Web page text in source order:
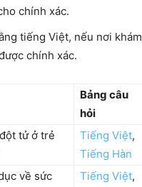
chính xác.
tiếng Việt, nếu nơi khám
chính xác.
Bảng câu
hỏi
tử ở trẻ
Tiếng Việt,
Tiếng Hàn
về sức
Tiếng Việt,